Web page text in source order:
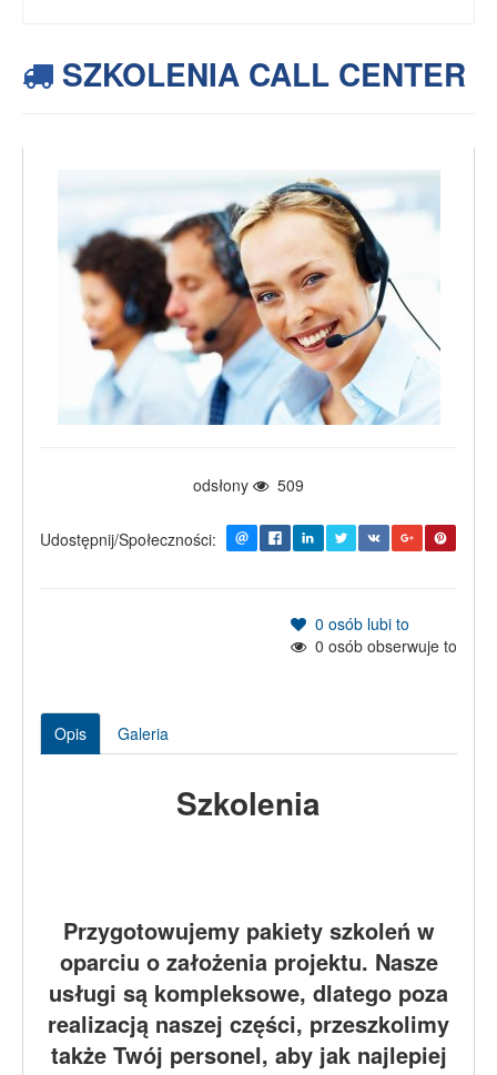
SZKOLENIA CALL CENTER
odsłony 509
Udostępnij/Społeczności:
0 osób lubi to
0 osób obserwuje to
Opis Galeria
Szkolenia
Przygotowujemy pakiety szkoleń w
oparciu o założenia projektu. Nasze
usługi są kompleksowe, dlatego poza
realizacją naszej części, przeszkolimy
także Twój personel, aby jak najlepiej